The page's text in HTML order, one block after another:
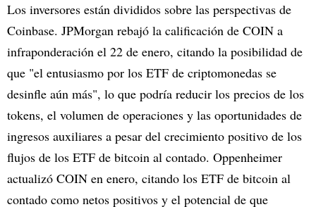
Los inversores están divididos sobre las perspectivas de
Coinbase. JPMorgan rebajó la calificación de COIN a
infraponderación el 22 de enero, citando la posibilidad de
que "el entusiasmo por los ETF de criptomonedas se
desinfle aún más", lo que podría reducir los precios de los
tokens, el volumen de operaciones y las oportunidades de
ingresos auxiliares a pesar del crecimiento positivo de los
flujos de los ETF de bitcoin al contado. Oppenheimer
actualizó COIN en enero, citando los ETF de bitcoin al
contado como netos positivos y el potencial de que